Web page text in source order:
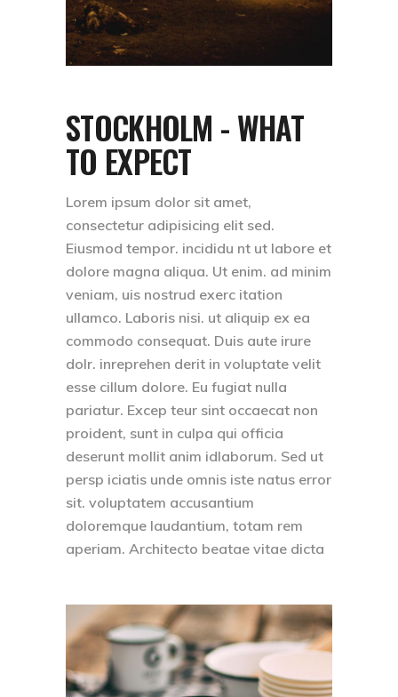
STOCKHOLM - WHAT
TO EXPECT
Lorem ipsum dolor sit amet,
consectetur adipisicing elit sed.
Eiusmod tempor. incididu nt ut labore et
dolore magna aliqua. Ut enim. ad minim
veniam, uis nostrud exerc itation
ullamco. Laboris nisi. ut aliquip ex ea
commodo consequat. Duis aute irure
dolr. inreprehen derit in voluptate velit
esse cillum dolore. Eu fugiat nulla
pariatur. Excep teur sint occaecat non
proident, sunt in culpa qui officia
deserunt mollit anim idlaborum. Sed ut
persp iciatis unde omnis iste natus error
sit. voluptatem accusantium
doloremque laudantium, totam rem
aperiam. Architecto beatae vitae dicta